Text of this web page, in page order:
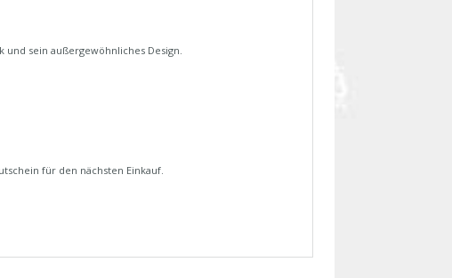
und sein außergewöhnliches Design.
für den nächsten Einkauf.